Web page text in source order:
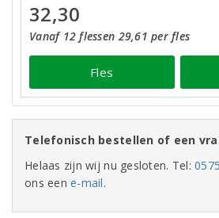
32,30
Vanaf 12 flessen 29,61 per fles
Fles
Telefonisch bestellen of een
Helaas zijn wij nu gesloten. Tel:
ons eene-mail.